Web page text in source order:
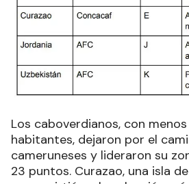
Los caboverdianos, con
habitantes, dejaron por el
cameruneses y lideraron su
23 puntos. Curazao, una isla